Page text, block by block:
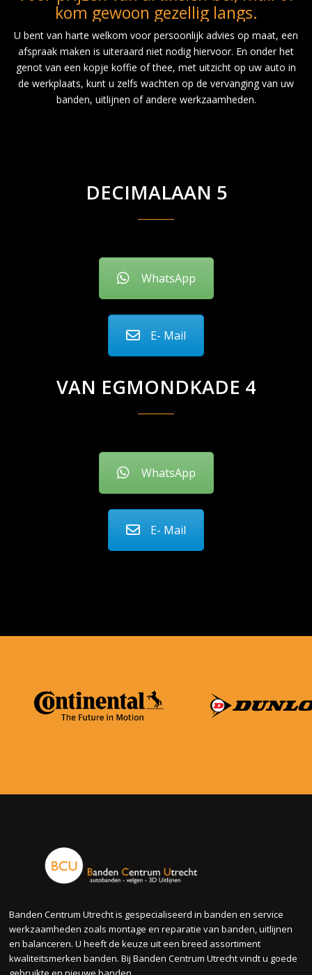
kom gewoon gezellig langs.
U bent van harte welkom voor persoonlijk advies op maat, een
afspraak maken is uiteraard niet nodig hiervoor. En onder het
genot van een kopje koffie of thee, met uitzicht op uw auto in
de werkplaats, kunt u zelfs wachten op de vervanging van uw
banden, uitlijnen of andere werkzaamheden.
DECIMALAAN 5
WhatsApp
E- Mail
VAN EGMONDKADE 4
WhatsApp
E- Mail
Banden Centrum Utrecht is gespecialiseerd in banden en service
werkzaamheden zoals montage en reparatie van banden, uitlijnen
en balanceren. U heeft de keuze uit een breed assortiment
kwaliteitsmerken banden. Bij Banden Centrum Utrecht vindt u goede